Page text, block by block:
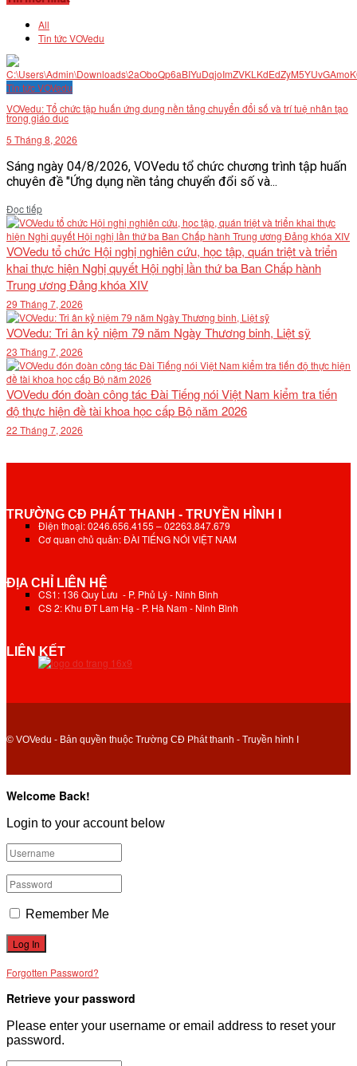
All
Tin tức VOVedu
Tin tức VOVedu
VOVedu: Tổ chức tập huấn ứng dụng nền tảng chuyển đổi số và trí tuệ nhân tạo
trong giáo dục
5 Tháng 8, 2026
Sáng ngày 04/8/2026, VOVedu tổ chức chương trình tập huấn
chuyên đề "Ứng dụng nền tảng chuyển đổi số và...
Đọc tiếpDetails
VOVedu tổ chức Hội nghị nghiên cứu, học tập, quán triệt và triển
khai thực hiện Nghị quyết Hội nghị lần thứ ba Ban Chấp hành
Trung ương Đảng khóa XIV
29 Tháng 7, 2026
VOVedu: Tri ân kỷ niệm 79 năm Ngày Thương binh, Liệt sỹ
23 Tháng 7, 2026
VOVedu đón đoàn công tác Đài Tiếng nói Việt Nam kiểm tra tiến
độ thực hiện đề tài khoa học cấp Bộ năm 2026
22 Tháng 7, 2026
TRƯỜNG CĐ PHÁT THANH - TRUYỀN HÌNH I
Điện thoại: 0246.656.4155 – 02263.847.679
Cơ quan chủ quản: ĐÀI TIẾNG NÓI VIỆT NAM
ĐỊA CHỈ LIÊN HỆ
CS1: 136 Quy Lưu - P. Phủ Lý - Ninh Bình
CS 2: Khu ĐT Lam Hạ - P. Hà Nam - Ninh Bình
LIÊN KẾT
© VOVedu - Bản quyền thuộc Trường CĐ Phát thanh - Truyền hình I
Welcome Back!
Login to your account below
Remember Me
Forgotten Password?
Retrieve your password
Please enter your username or email address to reset your
password.